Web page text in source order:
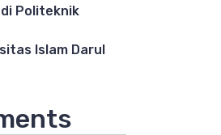
Politeknik
Islam Darul